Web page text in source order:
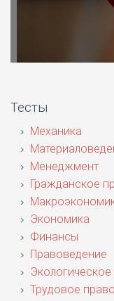
Тесты
Механика
Менеджмент
Гражданское
Экономика
Финансы
Правоведение
Трудовое право